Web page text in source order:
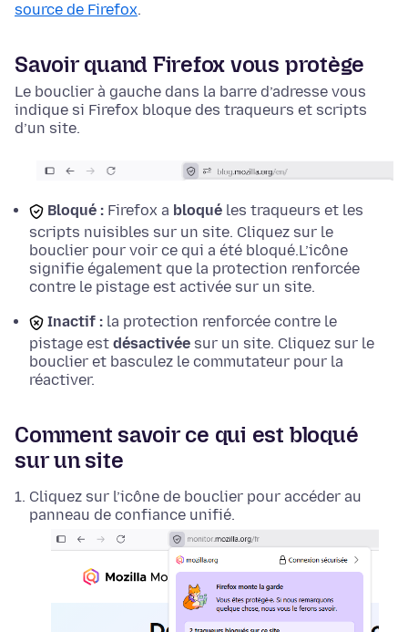
source de Firefox.
Savoir quand Firefox vous protège
Le bouclier à gauche dans la barre d’adresse vous
indique si Firefox bloque des traqueurs et scripts
d’un site.
Bloqué : Firefox a bloqué les traqueurs et les
scripts nuisibles sur un site. Cliquez sur le
bouclier pour voir ce qui a été bloqué.L’icône
signifie également que la protection renforcée
contre le pistage est activée sur un site.
Inactif : la protection renforcée contre le
pistage est désactivée sur un site. Cliquez sur le
bouclier et basculez le commutateur pour la
réactiver.
Comment savoir ce qui est bloqué
sur un site
Cliquez sur l’icône de bouclier pour accéder au
panneau de confiance unifié.